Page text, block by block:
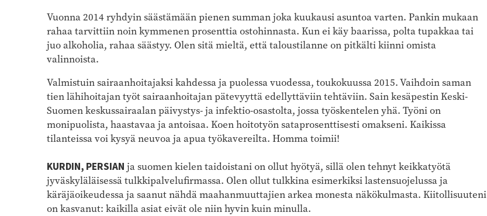
Vuonna 2014 ryhdyin säästämään pienen summan joka kuukausi asuntoa varten. Pankin mukaan
rahaa tarvittiin noin kymmenen prosenttia ostohinnasta. Kun ei käy baarissa, polta tupakkaa tai
juo alkoholia, rahaa säästyy. Olen sitä mieltä, että taloustilanne on pitkälti kiinni omista
valinnoista.
Valmistuin sairaanhoitajaksi kahdessa ja puolessa vuodessa, toukokuussa 2015. Vaihdoin saman
tien lähihoitajan työt sairaanhoitajan pätevyyttä edellyttäviin tehtäviin. Sain kesäpestin Keski-
Suomen keskussairaalan päivystys- ja infektio-osastolta, jossa työskentelen yhä. Työni on
monipuolista, haastavaa ja antoisaa. Koen hoitotyön sataprosenttisesti omakseni. Kaikissa
tilanteissa voi kysyä neuvoa ja apua työkavereilta. Homma toimii!
KURDIN, PERSIAN ja suomen kielen taidoistani on ollut hyötyä, sillä olen tehnyt keikkatyötä
jyväskyläläisessä tulkkipalvelufirmassa. Olen ollut tulkkina esimerkiksi lastensuojelussa ja
käräjäoikeudessa ja saanut nähdä maahanmuuttajien arkea monesta näkökulmasta. Kiitollisuuteni
on kasvanut: kaikilla asiat eivät ole niin hyvin kuin minulla.